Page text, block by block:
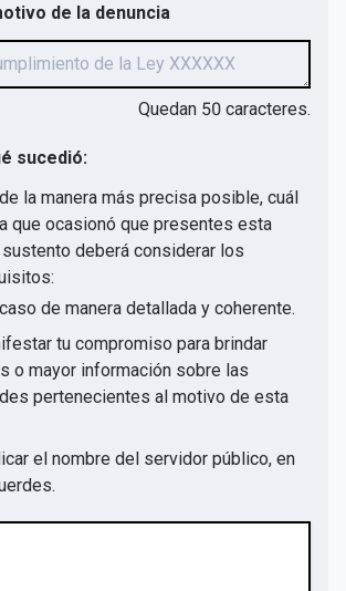
de la denuncia
Quedan 50 caracteres.
sucedió:
la manera más precisa posible, cuál
que ocasionó que presentes esta
deberá considerar los
de manera detallada y coherente.
tu compromiso para brindar
o mayor información sobre las
pertenecientes al motivo de esta
el nombre del servidor público, en